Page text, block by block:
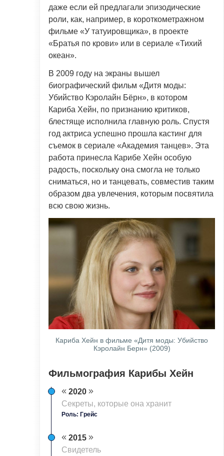
даже если ей предлагали эпизодические
роли, как, например, в короткометражном
фильме «У татуировщика», в проекте
«Братья по крови» или в сериале «Тихий
океан».
В 2009 году на экраны вышел
биографический фильм «Дитя моды:
Убийство Кэролайн Бёрн», в котором
Кариба Хейн, по признанию критиков,
блестяще исполнила главную роль. Спустя
год актриса успешно прошла кастинг для
съемок в сериале «Академия танцев». Эта
работа принесла Карибе Хейн особую
радость, поскольку она смогла не только
сниматься, но и танцевать, совместив таким
образом два увлечения, которым посвятила
всю свою жизнь.
Кариба Хейн в фильме «Дитя моды: Убийство
Кэролайн Берн» (2009)
Фильмография Карибы Хейн
2020
Секреты, которые она хранит
Роль: Грейс
2015
Свидетель